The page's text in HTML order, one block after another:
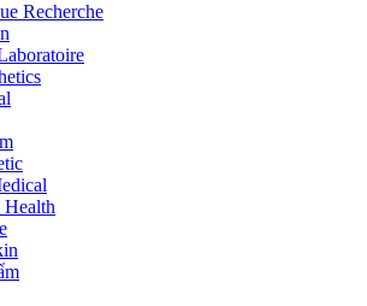
Recherche